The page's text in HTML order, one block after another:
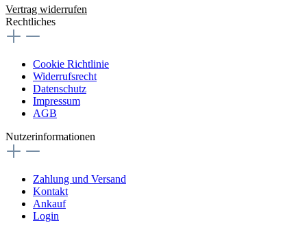
Vertrag widerrufen
Rechtliches
Cookie Richtlinie
Widerrufsrecht
Datenschutz
Impressum
AGB
Nutzerinformationen
Zahlung und Versand
Kontakt
Ankauf
Login